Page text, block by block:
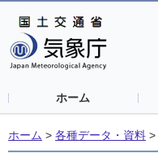
ホーム
ホーム > 各種データ・資料 >